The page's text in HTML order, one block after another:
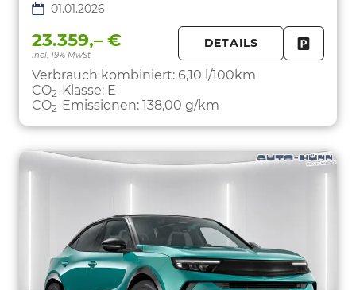
01.01.2026
23.359,– €
incl. 19% MwSt.
DETAILS
Verbrauch kombiniert: 6,10 l/100km
CO2-Klasse: E
CO2-Emissionen: 138,00 g/km